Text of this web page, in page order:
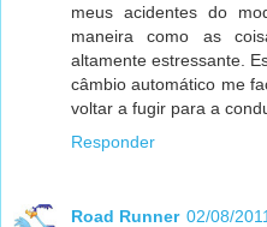
meus acidentes do
maneira como as
altamente estressante.
câmbio automático me
voltar a fugir para a
Responder
Road Runner 02/08/